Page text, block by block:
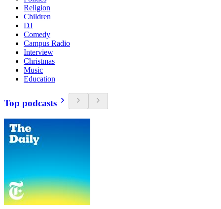
Religion
Children
DJ
Comedy
Campus Radio
Interview
Christmas
Music
Education
Top podcasts